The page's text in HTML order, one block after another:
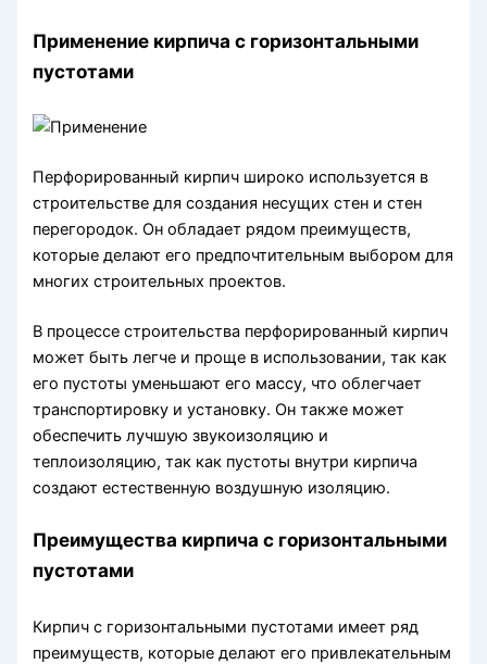
Применение кирпича с горизонтальными
пустотами
Перфорированный кирпич широко используется в
строительстве для создания несущих стен и стен
перегородок. Он обладает рядом преимуществ,
которые делают его предпочтительным выбором для
многих строительных проектов.
В процессе строительства перфорированный кирпич
может быть легче и проще в использовании, так как
его пустоты уменьшают его массу, что облегчает
транспортировку и установку. Он также может
обеспечить лучшую звукоизоляцию и
теплоизоляцию, так как пустоты внутри кирпича
создают естественную воздушную изоляцию.
Преимущества кирпича с горизонтальными
пустотами
Кирпич с горизонтальными пустотами имеет ряд
преимуществ, которые делают его привлекательным